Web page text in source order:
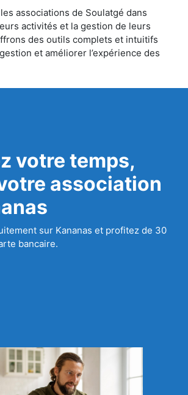
associations de Soulatgé dans
activités et la gestion de leurs
des outils complets et intuitifs
et améliorer l’expérience des
votre temps,
association
sur Kananas et profitez de 30
bancaire.